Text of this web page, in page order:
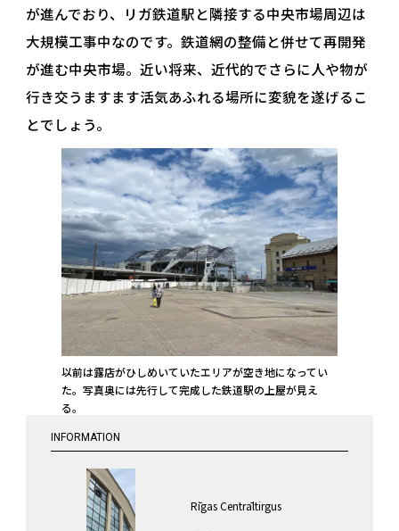
が進んでおり、リガ鉄道駅と隣接する中央市場周辺は
大規模工事中なのです。鉄道網の整備と併せて再開発
が進む中央市場。近い将来、近代的でさらに人や物が
行き交うますます活気あふれる場所に変貌を遂げるこ
とでしょう。
以前は露店がひしめいていたエリアが空き地になってい
た。写真奥には先行して完成した鉄道駅の上屋が見え
る。
INFORMATION
Rīgas Centrāltirgus